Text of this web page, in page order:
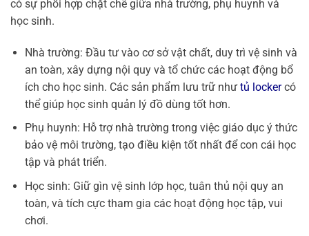
có sự phối hợp chặt chẽ giữa nhà trường, phụ huynh và
học sinh.
Nhà trường: Đầu tư vào cơ sở vật chất, duy trì vệ sinh và
an toàn, xây dựng nội quy và tổ chức các hoạt động bổ
ích cho học sinh. Các sản phẩm lưu trữ như tủ lockercó
thể giúp học sinh quản lý đồ dùng tốt hơn.
Phụ huynh: Hỗ trợ nhà trường trong việc giáo dục ý thức
bảo vệ môi trường, tạo điều kiện tốt nhất để con cái học
tập và phát triển.
Học sinh: Giữ gìn vệ sinh lớp học, tuân thủ nội quy an
toàn, và tích cực tham gia các hoạt động học tập, vui
chơi.